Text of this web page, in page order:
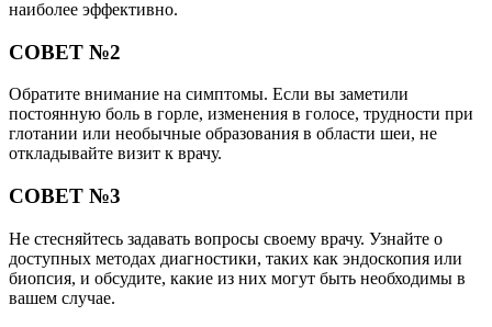
наиболее эффективно.
СОВЕТ №2
Обратите внимание на симптомы. Если вы заметили
постоянную боль в горле, изменения в голосе, трудности при
глотании или необычные образования в области шеи, не
откладывайте визит к врачу.
СОВЕТ №3
Не стесняйтесь задавать вопросы своему врачу. Узнайте о
доступных методах диагностики, таких как эндоскопия или
биопсия, и обсудите, какие из них могут быть необходимы в
вашем случае.